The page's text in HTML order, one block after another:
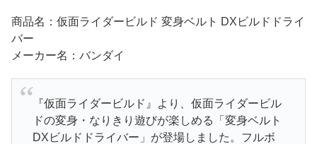
商品名：仮面ライダービルド 変身ベルト DXビルドドライ
バー
メーカー名：バンダイ
『仮面ライダービルド』より、仮面ライダービル
ドの変身・なりきり遊びが楽しめる「変身ベルト
DXビルドドライバー」が登場しました。フルボ